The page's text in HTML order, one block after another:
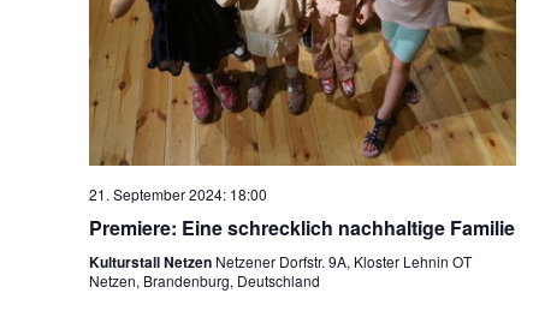
21. September 2024: 18:00
Premiere: Eine schrecklich nachhaltige Familie
Kulturstall Netzen Netzener Dorfstr. 9A, Kloster Lehnin OT
Netzen, Brandenburg, Deutschland